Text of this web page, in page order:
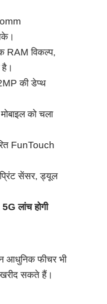
RAM विकल्प,
की डेप्थ
को चला
FunTouch
सेंसर, ड्यूल
लांच होगी
आधुनिक फीचर भी
खरीद सकते हैं।